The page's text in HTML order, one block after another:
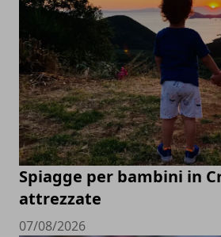
Spiagge per bambini in
attrezzate
07/08/2026